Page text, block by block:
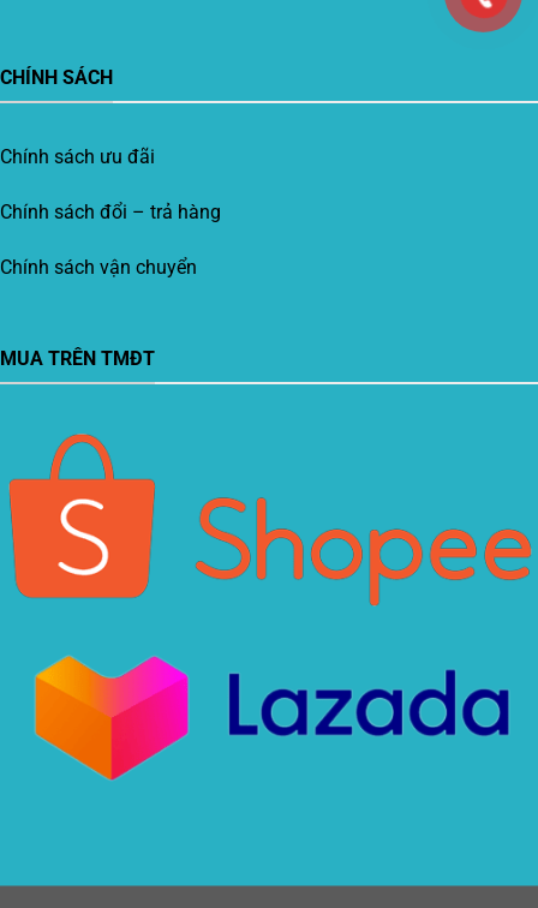
CHÍNH SÁCH
Chính sách ưu đãi
Chính sách đổi – trả hàng
Chính sách vận chuyển
MUA TRÊN TMĐT